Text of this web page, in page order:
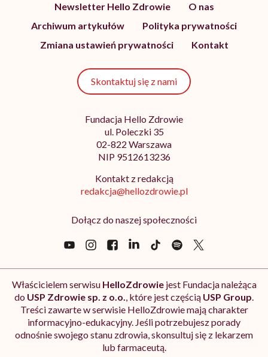
Newsletter Hello Zdrowie
O nas
Archiwum artykułów
Polityka prywatności
Zmiana ustawień prywatności
Kontakt
Skontaktuj się z nami
Fundacja Hello Zdrowie
ul. Poleczki 35
02-822 Warszawa
NIP 9512613236
Kontakt z redakcją
redakcja@hellozdrowie.pl
Dołącz do naszej społeczności
Właścicielem serwisu HelloZdrowiejest Fundacja należąca
do USP Zdrowie sp. z o.o., które jest częścią USP Group.
Treści zawarte w serwisie HelloZdrowie mają charakter
informacyjno-edukacyjny. Jeśli potrzebujesz porady
odnośnie swojego stanu zdrowia, skonsultuj się z lekarzem
lub farmaceutą.